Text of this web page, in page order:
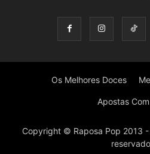
Os Melhores Doces
Apostas
Copyright © Raposa Pop 2013